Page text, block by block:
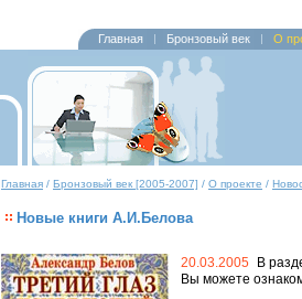
Главная Бронзовый век О
Главная / Бронзовый век [2005-2007] / О проекте /
Новые книги А.И.Белова
20.03.2005
В
Вы можете